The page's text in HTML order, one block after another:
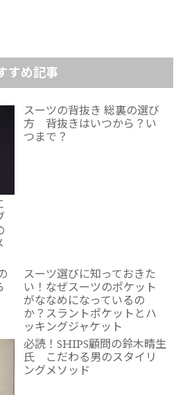
すめ記事
スーツの背抜き 総裏の選び
方 背抜きはいつから？い
つまで？
スーツ選びに知っておきた
い！なぜスーツのポケット
がななめになっているの
か？スラントポケットとハ
ッキングジャケット
必読！SHIPS顧問の鈴木晴生
氏 こだわる男のスタイリ
ングメソッド